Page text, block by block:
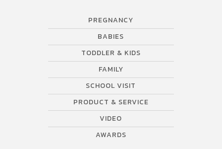
PREGNANCY
BABIES
TODDLER & KIDS
FAMILY
SCHOOL VISIT
PRODUCT & SERVICE
VIDEO
AWARDS